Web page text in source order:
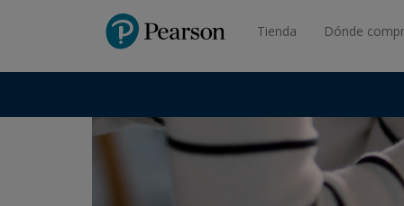
PearsonTienda Dónde